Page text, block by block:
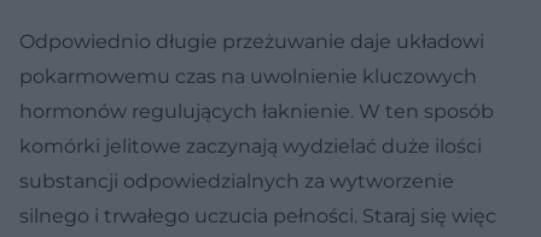
Odpowiednio długie przeżuwanie daje układowi
pokarmowemu czas na uwolnienie kluczowych
hormonów regulujących łaknienie. W ten sposób
komórki jelitowe zaczynają wydzielać duże ilości
substancji odpowiedzialnych za wytworzenie
silnego i trwałego uczucia pełności. Staraj się więc